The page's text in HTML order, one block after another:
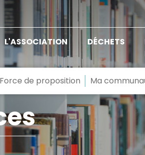
L'ASSOCIATION DÉCHETS
Force de proposition Ma